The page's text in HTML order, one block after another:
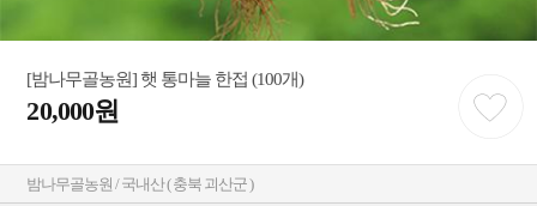
[밤나무골농원] 햇 통마늘 한접 (100개)
20,000원
밤나무골농원 / 국내산 ( 충북 괴산군 )